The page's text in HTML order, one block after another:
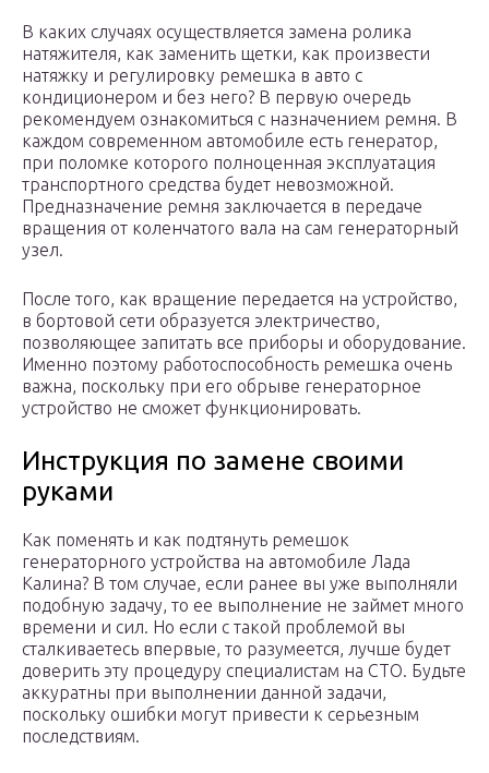
В каких случаях осуществляется замена ролика
натяжителя, как заменить щетки, как произвести
натяжку и регулировку ремешка в авто с
кондиционером и без него? В первую очередь
рекомендуем ознакомиться с назначением ремня. В
каждом современном автомобиле есть генератор,
при поломке которого полноценная эксплуатация
транспортного средства будет невозможной.
Предназначение ремня заключается в передаче
вращения от коленчатого вала на сам генераторный
узел.
После того, как вращение передается на устройство,
в бортовой сети образуется электричество,
позволяющее запитать все приборы и оборудование.
Именно поэтому работоспособность ремешка очень
важна, поскольку при его обрыве генераторное
устройство не сможет функционировать.
Инструкция по замене своими
руками
Как поменять и как подтянуть ремешок
генераторного устройства на автомобиле Лада
Калина? В том случае, если ранее вы уже выполняли
подобную задачу, то ее выполнение не займет много
времени и сил. Но если с такой проблемой вы
сталкиваетесь впервые, то разумеется, лучше будет
доверить эту процедуру специалистам на СТО. Будьте
аккуратны при выполнении данной задачи,
поскольку ошибки могут привести к серьезным
последствиям.